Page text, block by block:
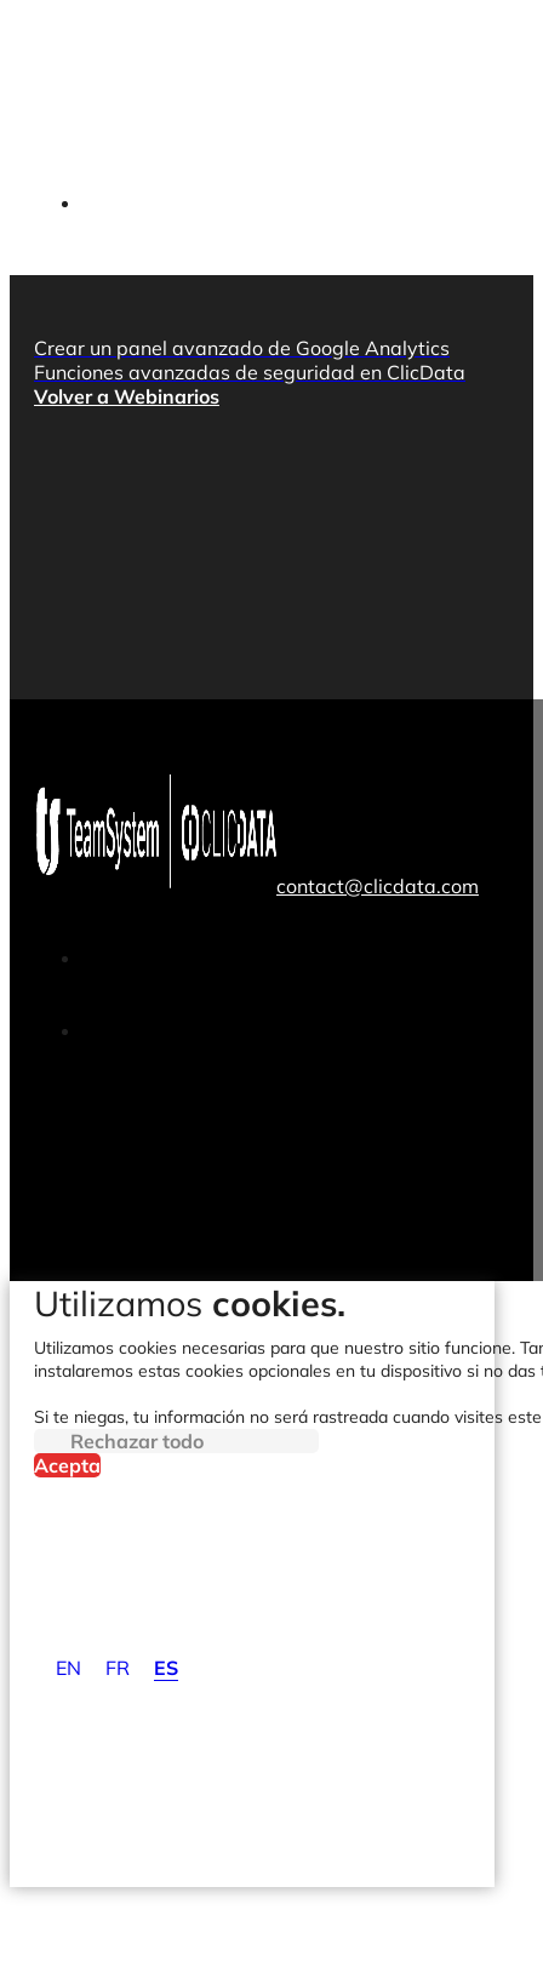
Crear un panel avanzado de Google Analytics
Funciones avanzadas de seguridad en ClicData
Volver a Webinarios
contact@clicdata.com
EN FR ES
Utilizamos cookies.
Utilizamos cookies necesarias para que nuestro sitio funcione.
instalaremos estas cookies opcionales en tu dispositivo si no
Si te niegas, tu información no será rastreada cuando visites
Rechazar todo
Acepta